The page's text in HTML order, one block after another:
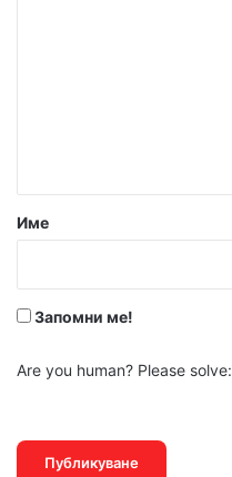
р
Име
Запомни ме!
Are you human? Please solve: